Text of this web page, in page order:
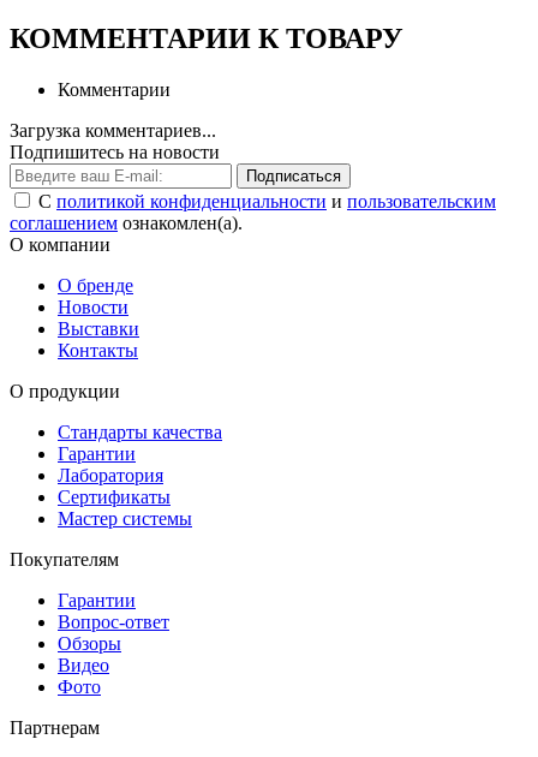
КОММЕНТАРИИ К ТОВАРУ
Комментарии
Загрузка комментариев...
Подпишитесь на новости
Подписаться
С политикой конфиденциальности и пользовательским
соглашением ознакомлен(а).
О компании
О бренде
Новости
Выставки
Контакты
О продукции
Стандарты качества
Гарантии
Лаборатория
Сертификаты
Мастер системы
Покупателям
Гарантии
Вопрос-ответ
Обзоры
Видео
Фото
Партнерам